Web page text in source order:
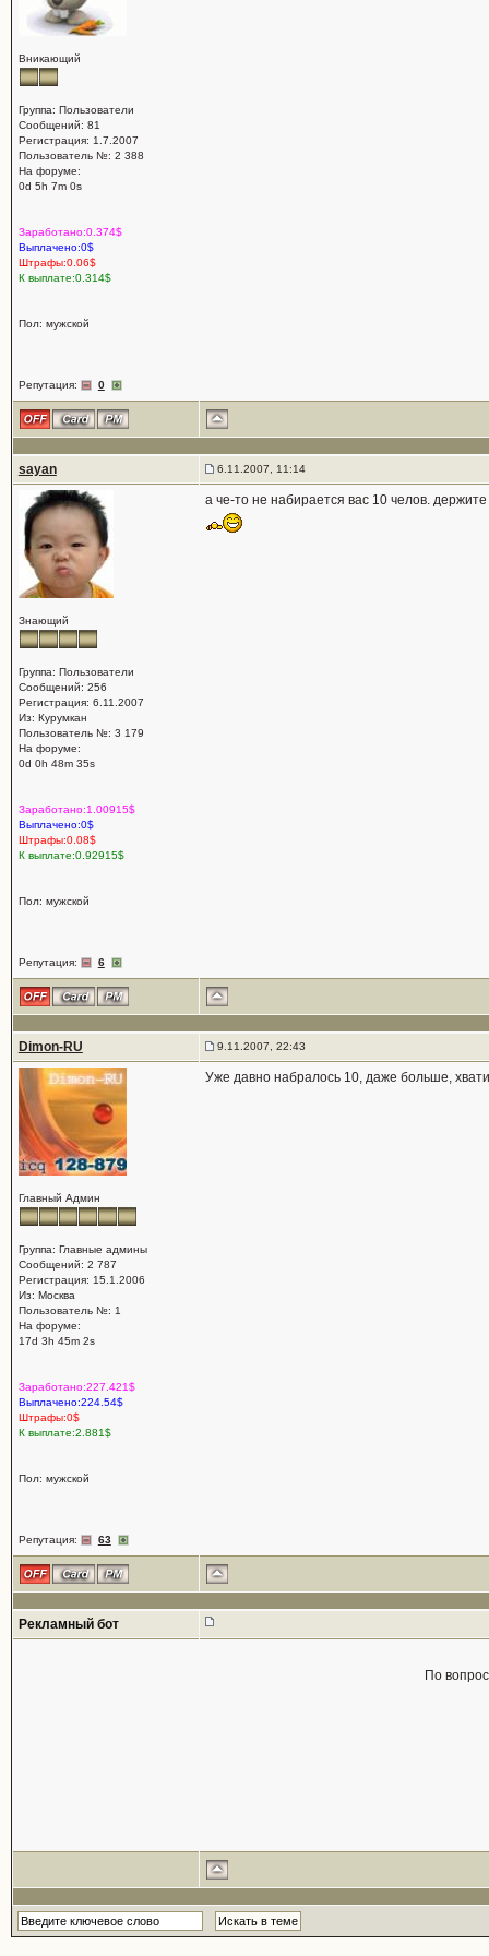
Вникающий
Группа: Пользователи
Сообщений: 81
Регистрация: 1.7.2007
Пользователь №: 2 388
На форуме:
0d 5h 7m 0s
Заработано:0.374$
Выплачено:0$
Штрафы:0.06$
К выплате:0.314$
Пол: мужской
Репутация: 0
sayan 6.11.2007, 11:14
Знающий
Группа: Пользователи
Сообщений: 256
Регистрация: 6.11.2007
Из: Курумкан
Пользователь №: 3 179
На форуме:
0d 0h 48m 35s
Заработано:1.00915$
Выплачено:0$
Штрафы:0.08$
К выплате:0.92915$
Пол: мужской
Репутация: 6
а че-то не набирается вас 10 челов. держите
Dimon-RU 9.11.2007, 22:43
Главный Админ
Группа: Главные админы
Сообщений: 2 787
Регистрация: 15.1.2006
Из: Москва
Пользователь №: 1
На форуме:
17d 3h 45m 2s
Заработано:227.421$
Выплачено:224.54$
Штрафы:0$
К выплате:2.881$
Пол: мужской
Репутация: 63
Уже давно набралось 10, даже больше,
Рекламный бот
По